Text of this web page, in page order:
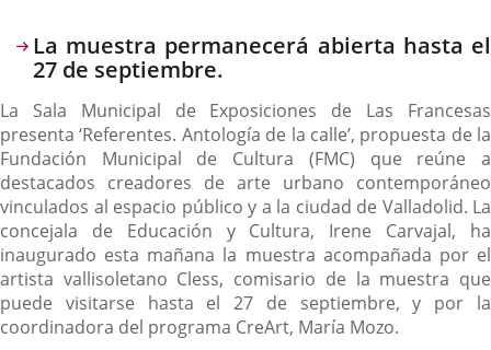
Descripción
La muestra permanecerá abierta hasta el
27 de septiembre.
La Sala Municipal de Exposiciones de Las Francesas
presenta ‘Referentes. Antología de la calle’, propuesta de la
Fundación Municipal de Cultura (FMC) que reúne a
destacados creadores de arte urbano contemporáneo
vinculados al espacio público y a la ciudad de Valladolid. La
concejala de Educación y Cultura, Irene Carvajal, ha
inaugurado esta mañana la muestra acompañada por el
artista vallisoletano Cless, comisario de la muestra que
puede visitarse hasta el 27 de septiembre, y por la
coordinadora del programa CreArt, María Mozo.